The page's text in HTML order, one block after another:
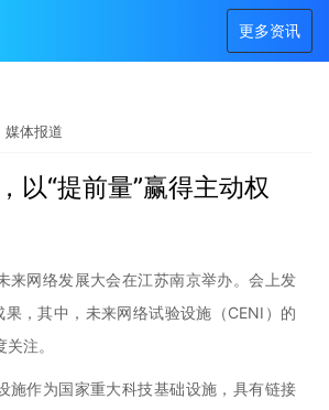
更多资讯
媒体报道
以“提前量”赢得主动权
来网络发展大会在江苏南京举办。会上发
，其中，未来网络试验设施（CENI）的
注。
施作为国家重大科技基础设施，具有链接